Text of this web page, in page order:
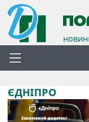
ЄДНІПРО